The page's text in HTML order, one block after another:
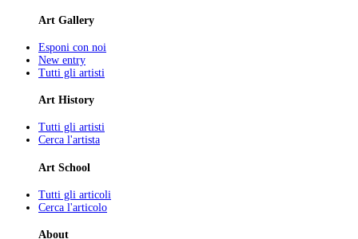
Art Gallery
Esponi con noi
New entry
Tutti gli artisti
Art History
Tutti gli artisti
Cerca l'artista
Art School
Tutti gli articoli
Cerca l'articolo
About